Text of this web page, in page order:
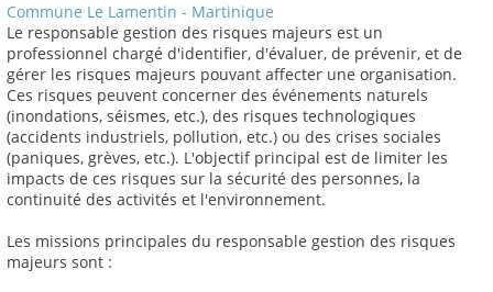
Commune Le Lamentin - Martinique
Le responsable gestion des risques majeurs est un
professionnel chargé d'identifier, d'évaluer, de prévenir, et de
gérer les risques majeurs pouvant affecter une organisation.
Ces risques peuvent concerner des événements naturels
(inondations, séismes, etc.), des risques technologiques
(accidents industriels, pollution, etc.) ou des crises sociales
(paniques, grèves, etc.). L'objectif principal est de limiter les
impacts de ces risques sur la sécurité des personnes, la
continuité des activités et l'environnement.
Les missions principales du responsable gestion des risques
majeurs sont :